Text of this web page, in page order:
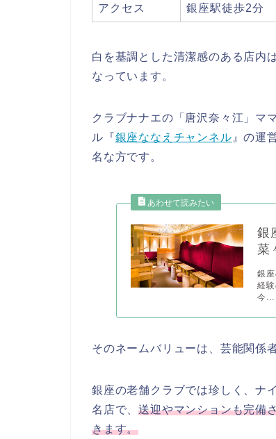
アクセス 銀座駅徒歩2分
白を基調とした清潔感のある店内
なっています。
クラブナナエの「唐沢奈々江」マ
ル『銀座ななえチャンネル 』の運
名な方です。
銀
菜
銀
経
今...
そのネームバリューは、芸能関係
銀座の老舗クラブでは珍しく、ナ
名店で、送迎やマンションも完備
きます。